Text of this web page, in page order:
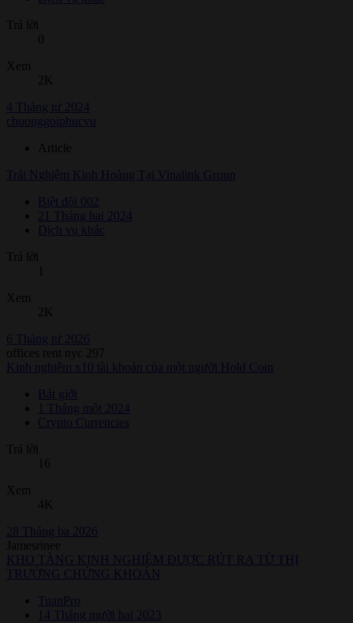
Trả lời
0
Xem
2K
4 Tháng tư 2024
chuonggoiphucvu
Article
Trải Nghiệm Kinh Hoàng Tại Vinalink Group
Biệt đội 002
21 Tháng hai 2024
Dịch vụ khác
Trả lời
Xem
2K
6 Tháng tư 2026
offices rent nyc 297
Kinh nghiệm x10 tài khoản của một người Hold Coin
Bát giới
1 Tháng một 2024
Crypto Currencies
Trả lời
16
Xem
4K
28 Tháng ba 2026
Jamesrinee
KHO TÀNG KINH NGHIỆM ĐƯỢC RÚT RA TỪ THỊ
TRƯỜNG CHỨNG KHOÁN
TuanPro
14 Tháng mười hai 2023